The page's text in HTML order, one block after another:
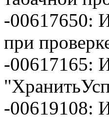
-00617650:
при
-00617165:
-00619108: